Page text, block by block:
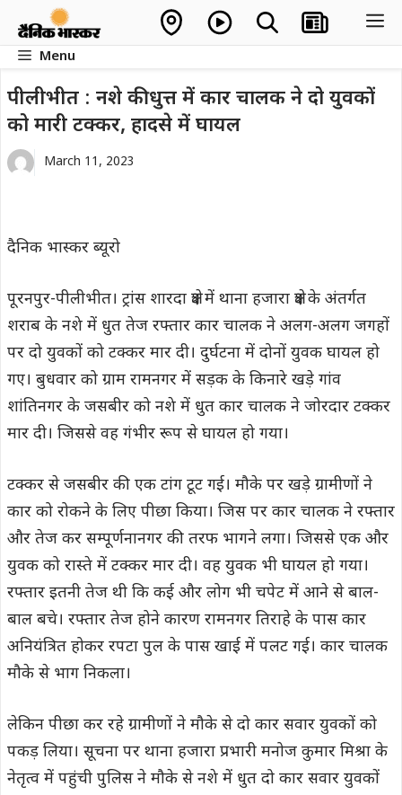
contentMenu
पीलीभीत : नशे की धुत्त में कार चालक ने दो युवकों
को मारी टक्कर, हादसे में घायल
March 11, 2023
दैनिक भास्कर ब्यूरो
पूरनपुर-पीलीभीत। ट्रांस शारदा क्षेत्र में थाना हजारा क्षेत्र के अंतर्गत
शराब के नशे में धुत तेज रफ्तार कार चालक ने अलग-अलग जगहों
पर दो युवकों को टक्कर मार दी। दुर्घटना में दोनों युवक घायल हो
गए। बुधवार को ग्राम रामनगर में सड़क के किनारे खड़े गांव
शांतिनगर के जसबीर को नशे में धुत कार चालक ने जोरदार टक्कर
मार दी। जिससे वह गंभीर रूप से घायल हो गया।
टक्कर से जसबीर की एक टांग टूट गई। मौके पर खड़े ग्रामीणों ने
कार को रोकने के लिए पीछा किया। जिस पर कार चालक ने रफ्तार
और तेज कर सम्पूर्णनानगर की तरफ भागने लगा। जिससे एक और
युवक को रास्ते में टक्कर मार दी। वह युवक भी घायल हो गया।
रफ्तार इतनी तेज थी कि कई और लोग भी चपेट में आने से बाल-
बाल बचे। रफ्तार तेज होने कारण रामनगर तिराहे के पास कार
अनियंत्रित होकर रपटा पुल के पास खाई में पलट गई। कार चालक
मौके से भाग निकला।
लेकिन पीछा कर रहे ग्रामीणों ने मौके से दो कार सवार युवकों को
पकड़ लिया। सूचना पर थाना हजारा प्रभारी मनोज कुमार मिश्रा के
नेतृत्व में पहुंची पुलिस ने मौके से नशे में धुत दो कार सवार युवकों